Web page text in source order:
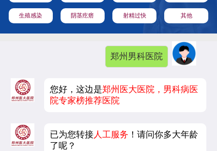
生殖感染 阴茎疙瘩 射精过快 其他
郑州男科医院
您好，这边是郑州医大医院，男科病医
院专家榜推荐医院
已为您转接 人工服务 ！请问你多大年龄
了呢？